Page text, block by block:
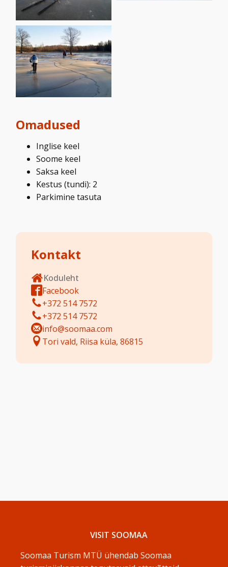
Omadused
Inglise keel
Soome keel
Saksa keel
Kestus (tundi): 2
Parkimine tasuta
Kontakt
Koduleht
Facebook
+372 514 7572
+372 514 7572
info@soomaa.com
Tori vald, Riisa küla, 86815
VISIT SOOMAA
Soomaa Turism MTÜ ühendab Soomaa